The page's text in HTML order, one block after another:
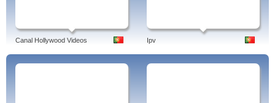
Canal Hollywood Videos Ipv